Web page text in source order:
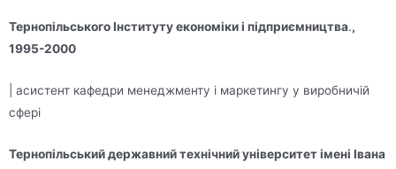
Тернопільського Інституту економіки і підприємництва.,
1995-2000
| асистент кафедри менеджменту і маркетингу у виробничій
сфері
Тернопільський державний технічний університет імені Івана